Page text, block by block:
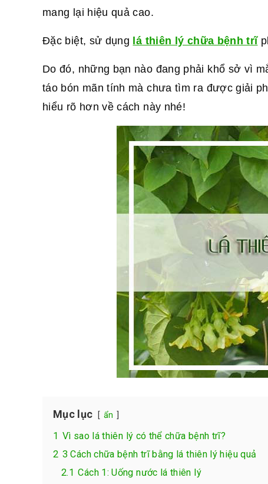
mang lại hiệu quả cao.
Đặc biệt, sử dụng lá thiên lý chữa bệnh trĩ
Do đó, những bạn nào đang phải khổ sở vì
táo bón mãn tính mà chưa tìm ra được giải
hiểu rõ hơn về cách này nhé!
Mục lục ẩn
1 Vì sao lá thiên lý có thể chữa bệnh trĩ?
2 3 Cách chữa bệnh trĩ bằng lá thiên lý hiệu quả
2.1 Cách 1: Uống nước lá thiên lý